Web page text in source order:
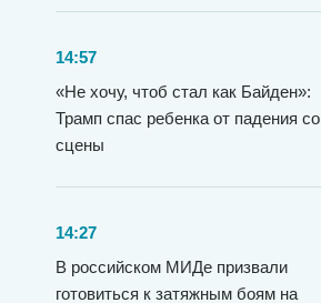
14:57
«Не хочу, чтоб стал как Байден»:
Трамп спас ребенка от падения со
сцены
14:27
В российском МИДе призвали
готовиться к затяжным боям на